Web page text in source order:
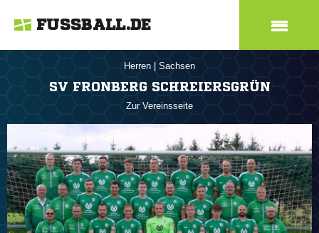
FUSSBALL.DE
Herren Sachsen
SV FRONBERG SCHREIERSGRÜN
Zur Vereinsseite